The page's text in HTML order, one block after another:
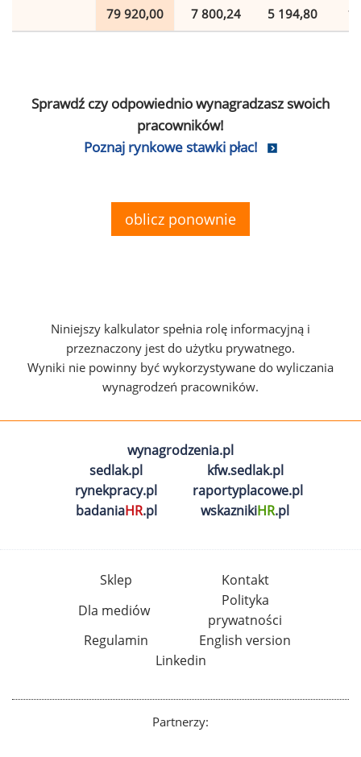
79 920,00 7 800,24 5 194,80 1
Sprawdź czy odpowiednio wynagradzasz swoich
pracowników!
Poznaj rynkowe stawki płac!
oblicz ponownie
Niniejszy kalkulator spełnia rolę informacyjną i
przeznaczony jest do użytku prywatnego.
Wyniki nie powinny być wykorzystywane do wyliczania
wynagrodzeń pracowników.
wynagrodzenia.pl
sedlak.pl
kfw.sedlak.pl
rynekpracy.pl
raportyplacowe.pl
badaniaHR.pl wskaznikiHR.pl
Sklep
Kontakt
Dla mediów
Polityka
prywatności
Regulamin
English version
Linkedin
Partnerzy: